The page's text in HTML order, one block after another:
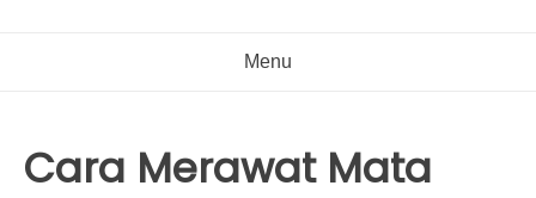
Menu
Cara Merawat Mata